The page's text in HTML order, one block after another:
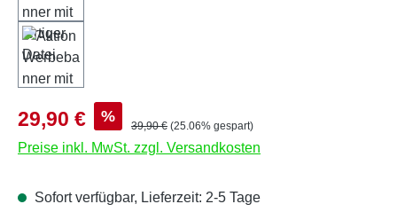
Verkaufspreis:
29,90 € % Regulärer Preis:
39,90 € (25.06% gespart)
Preise inkl. MwSt. zzgl. Versandkosten
Sofort verfügbar, Lieferzeit: 2-5 Tage